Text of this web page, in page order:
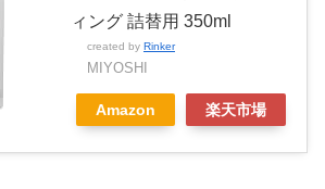
ィング 詰替用 350ml
created by Rinker
MIYOSHI
Amazon 楽天市場